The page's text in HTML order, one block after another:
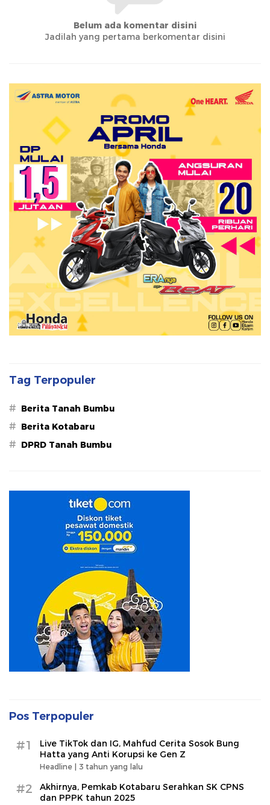
Belum ada komentar disini
Jadilah yang pertama berkomentar disini
Tag Terpopuler
# Berita Tanah Bumbu
# Berita Kotabaru
# DPRD Tanah Bumbu
Pos Terpopuler
#1
Live TikTok dan IG, Mahfud Cerita Sosok Bung
Hatta yang Anti Korupsi ke Gen Z
Headline | 3 tahun yang lalu
#2
Akhirnya, Pemkab Kotabaru Serahkan SK CPNS
dan PPPK tahun 2025